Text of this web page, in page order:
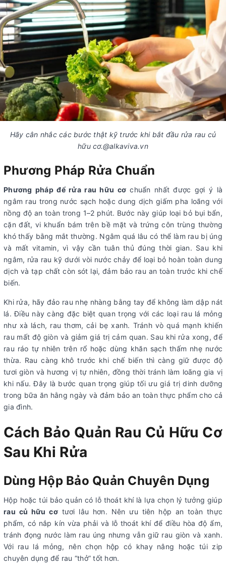
Hãy cân nhắc các bước thật kỹ trước khi bắt đầu rửa rau củ
hữu cơ.@alkaviva.vn
Phương Pháp Rửa Chuẩn
Phương pháp để rửa rau hữu cơ chuẩn nhất được gợi ý là
ngâm rau trong nước sạch hoặc dung dịch giấm pha loãng với
nồng độ an toàn trong 1–2 phút. Bước này giúp loại bỏ bụi bẩn,
cặn đất, vi khuẩn bám trên bề mặt và trứng côn trùng thường
khó thấy bằng mắt thường. Ngâm quá lâu có thể làm rau bị úng
và mất vitamin, vì vậy cần tuân thủ đúng thời gian. Sau khi
ngâm, rửa rau kỹ dưới vòi nước chảy để loại bỏ hoàn toàn dung
dịch và tạp chất còn sót lại, đảm bảo rau an toàn trước khi chế
biến.
Khi rửa, hãy đảo rau nhẹ nhàng bằng tay để không làm dập nát
lá. Điều này càng đặc biệt quan trọng với các loại rau lá mỏng
như xà lách, rau thơm, cải bẹ xanh. Tránh vò quá mạnh khiến
rau mất độ giòn và giảm giá trị cảm quan. Sau khi rửa xong, để
rau ráo tự nhiên trên rổ hoặc dùng khăn sạch thấm nhẹ nước
thừa. Rau càng khô trước khi chế biến thì càng giữ được độ
tươi giòn và hương vị tự nhiên, đồng thời tránh làm loãng gia vị
khi nấu. Đây là bước quan trọng giúp tối ưu giá trị dinh dưỡng
trong bữa ăn hằng ngày và đảm bảo an toàn thực phẩm cho cả
gia đình.
Cách Bảo Quản Rau Củ Hữu Cơ
Sau Khi Rửa
Dùng Hộp Bảo Quản Chuyên Dụng
Hộp hoặc túi bảo quản có lỗ thoát khí là lựa chọn lý tưởng giúp
rau củ hữu cơtươi lâu hơn. Nên ưu tiên hộp an toàn thực
phẩm, có nắp kín vừa phải và lỗ thoát khí để điều hòa độ ẩm,
tránh đọng nước làm rau úng nhưng vẫn giữ rau giòn và xanh.
Với rau lá mỏng, nên chọn hộp có khay nâng hoặc túi zip
chuyên dụng để rau “thở” tốt hơn.